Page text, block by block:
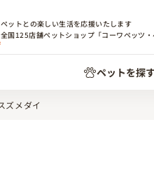
ペットとの楽しい生活を応援いたします
全国125店舗ペットショップ「コーワペッツ・
ペットを探す
ズメダイ